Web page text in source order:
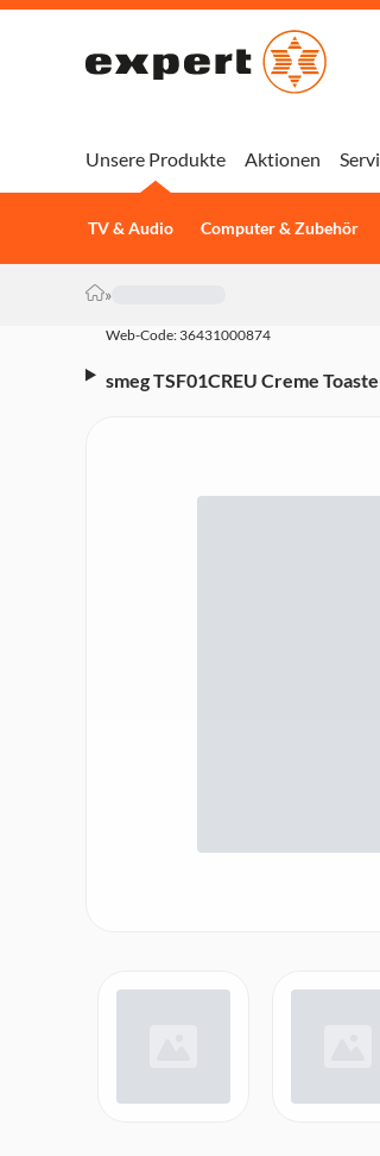
Unsere Produkte
TV & Audio Computer & Zubehör
Aktionen
»
Web-Code: 36431000874
smeg TSF01CREU Creme